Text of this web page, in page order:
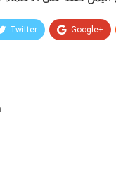
Twitter Google+